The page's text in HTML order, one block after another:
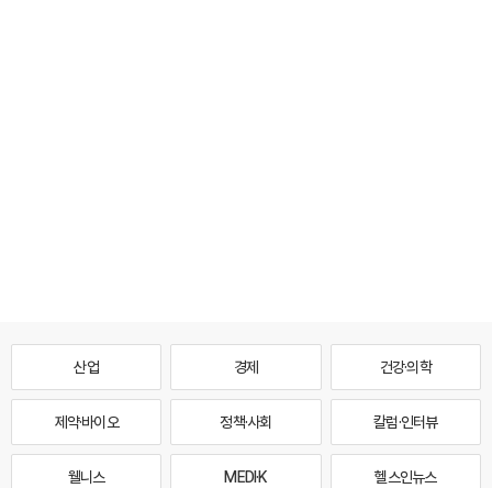
산업 경제 건강·의학
제약·바이오 정책·사회 칼럼·인터뷰
웰니스 MEDI·K 헬스인뉴스